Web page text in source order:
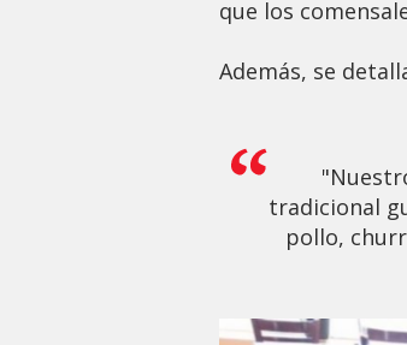
que los
Además, se
tradicional
pollo,